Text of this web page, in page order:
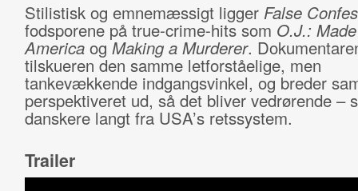
Stilistisk og emnemæssigt ligger False
fodsporene på true-crime-hits som O.J.:
America ogMaking a Murderer.
tilskueren den samme letforståelige, men
tankevækkende indgangsvinkel, og breder
perspektiveret ud, så det bliver vedrørende –
danskere langt fra USA’s retssystem.
Trailer